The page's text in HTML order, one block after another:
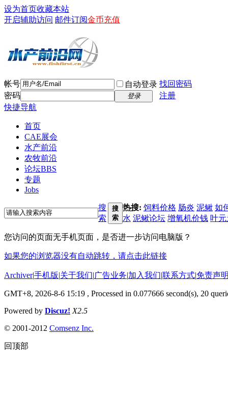
设为首页收藏本站
开启辅助访问 邮件订阅金币充值
帐号 自动登录 找回密码
密码
登录
注册
快捷导航
首页
CAE展会
水产前沿
农牧前沿
论坛BBS
专题
Jobs
搜
索
搜
索
热搜: 饲料价格 肠炎 泥鳅 如
水 泥鳅论坛 增氧机价钱 叶
您访问的页面无手机页面，是否进一步访问电脑版？
如果您的浏览器没有自动跳转，请点击此链接
Archiver|手机版|关于我们|广告业务|加入我们|联系方式|免责声
GMT+8, 2026-8-6 15:19 , Processed in 0.077666 second(s), 20
Powered by Discuz! X2.5
© 2001-2012 Comsenz Inc.
回顶部